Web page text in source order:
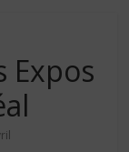
Expos